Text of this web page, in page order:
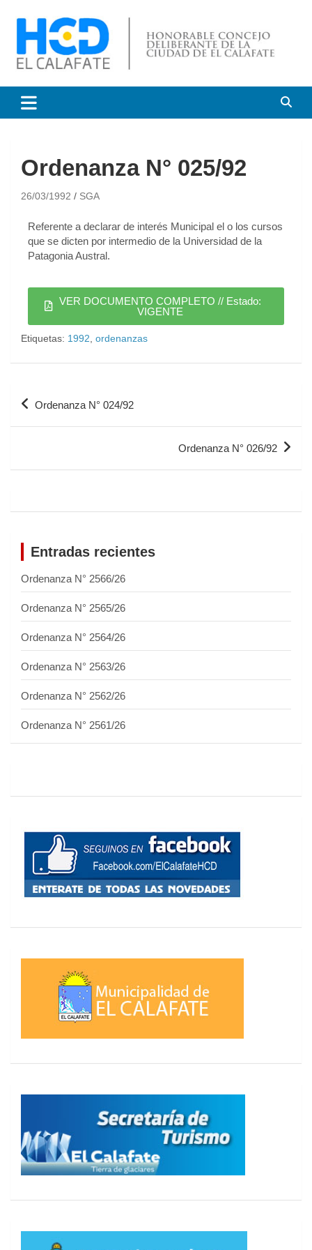
Honorable Concejo
Deliberante de El Calafate
Ordenanza N° 025/92
26/03/1992 SGA
Referente a declarar de interés Municipal el o los cursos
que se dicten por intermedio de la Universidad de la
Patagonia Austral.
VER DOCUMENTO COMPLETO // Estado:
VIGENTE
Etiquetas: 1992 ordenanzas
Ordenanza N° 024/92
Ordenanza N° 026/92
Entradas recientes
Ordenanza N° 2566/26
Ordenanza N° 2565/26
Ordenanza N° 2564/26
Ordenanza N° 2563/26
Ordenanza N° 2562/26
Ordenanza N° 2561/26